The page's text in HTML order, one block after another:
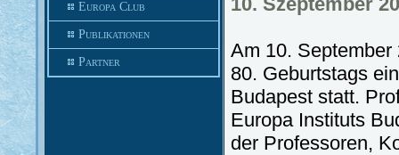
Europa Club
Publikationen
Partner
Am 10.
80. Geburtstags
Budapest statt.
Europa Instituts
der Professoren,